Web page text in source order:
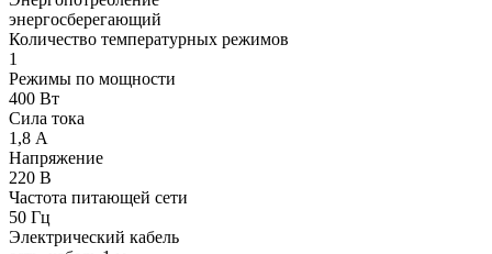
энергосберегающий
Количество температурных режимов
1
Режимы по мощности
400 Вт
Сила тока
1,8 А
Напряжение
220 В
Частота питающей сети
50 Гц
Электрический кабель